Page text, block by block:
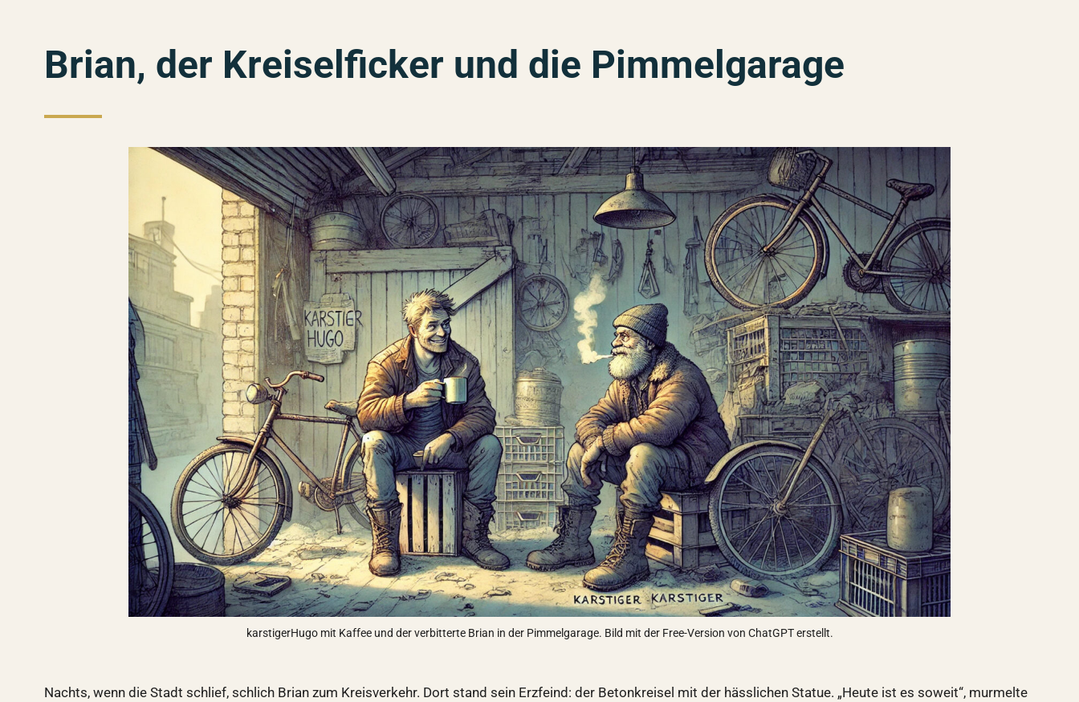
Brian, der Kreiselficker und die Pimmelgarage
karstigerHugo mit Kaffee und der verbitterte Brian in der Pimmelgarage. Bild mit der Free-Version von ChatGPT erstellt.
Nachts, wenn die Stadt schlief, schlich Brian zum Kreisverkehr. Dort stand sein Erzfeind: der Betonkreisel mit der hässlichen Statue. „Heute ist es soweit“, murmelte